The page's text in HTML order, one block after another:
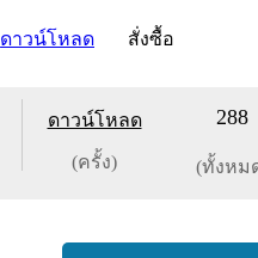
ดาวน์โหลด สั่งซื้อ
ดาวน์โหลด
(ครั้ง)
288
(ทั้งหม